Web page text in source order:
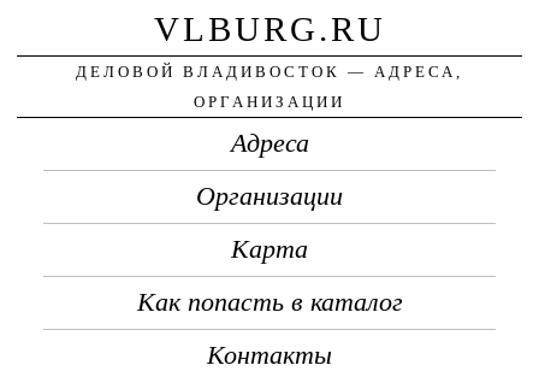
VLBURG.RU
ДЕЛОВОЙ ВЛАДИВОСТОК — АДРЕСА,
ОРГАНИЗАЦИИ
Адреса
Организации
Карта
Как попасть в каталог
Контакты